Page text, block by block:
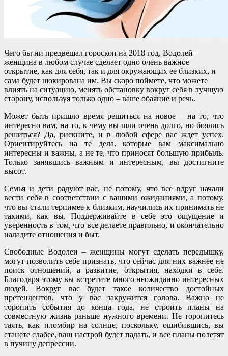
Чего бы ни предвещал гороскоп на 2018 год, Водолей –
женщина в любом случае сделает одно очень важное
открытие, как для себя, так и для окружающих ее близких, и
сама будет шокирована им. Вы скоро поймете, что можете
влиять на ситуацию, менять обстановку вокруг себя в лучшую
сторону, используя только одно – ваше обаяние и речь.
Может быть пришло время решиться на новое – на то, что
интересно вам, на то, к чему вы шли очень долго, но боялись
решиться? Да, рискните, и в любой сфере вас ждет успех.
Ориентируйтесь на те дела, которые вам максимально
интересны и важны, а не те, что приносят большую прибыль.
Только занявшись важным и интересным, вы достигните
высот.
Семья и дети радуют вас, не потому, что все вдруг начали
вести себя в соответствии с вашими ожиданиями, а потому,
что вы стали терпимее к близким, научились их принимать не
такими, как вы. Поддерживайте в себе это ощущение и
уверенность в том, что все делаете правильно, и окончательно
наладите отношения и быт.
Свободные Водолеи – женщины могут сделать передышку,
могут позволить себе признать, что сейчас для них важнее не
поиск отношений, а развитие, открытия, находки в себе.
Благодаря этому вы встретите много неожиданно интересных
людей. Вокруг вас будет такое количество достойных
претендентов, что у вас закружится голова. Важно не
торопить события до конца года, не строить планы на
совместную жизнь раньше нужного времени. Не торопитесь
таять, как пломбир на солнце, поскольку, ошибившись, вы
станете слабее, ваш настрой будет падать, и все планы полетят
в пучину депрессии.